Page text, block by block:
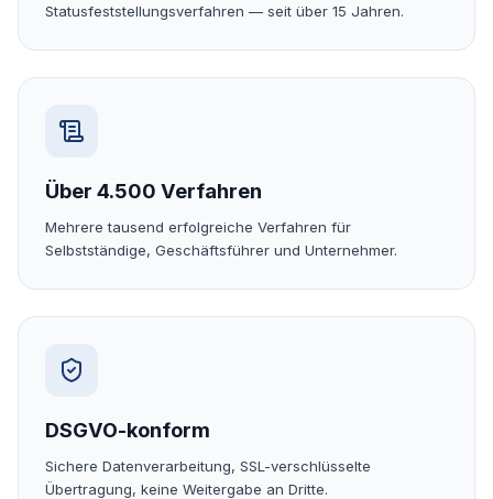
Statusfeststellungsverfahren — seit über 15 Jahren.
Über 4.500 Verfahren
Mehrere tausend erfolgreiche Verfahren für
Selbstständige, Geschäftsführer und Unternehmer.
DSGVO-konform
Sichere Datenverarbeitung, SSL-verschlüsselte
Übertragung, keine Weitergabe an Dritte.